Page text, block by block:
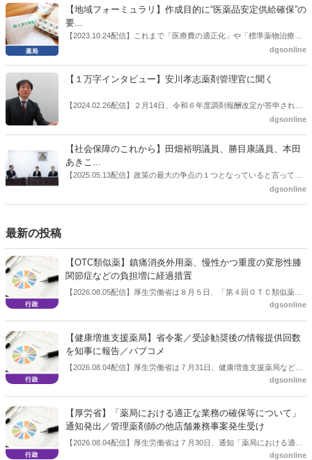
候補の前提となるもの。薬剤師に関わる政策に広く・深く関わってき
た同氏の復活に向けた薬剤師業界の期待には熱いものがある。不透明
感の払拭できない医療・介護・障害者サービスのトリプル改定等へ
の、薬剤師業界の強い危機感の裏返しといってもいいだろう。本稿で
【地域フォーミュラリ】作成目的に“医薬品安定供給確保”の
要...
【2023.10.24配信】これまで「医療費の適正化」や「標準薬物治療の
推進」などが目的とされることが多かった地域フォーミュラリの作
た。医薬品の安定供給確保だ。10月22日に開かれた「日本フォーミュ
飯田市）は、会員薬局から安定供給確保への強い要望があったことを
受け、安定供給確保が見込めるPPI３成分について銘柄を含めて選定
dgsonline
【１万字インタビュー】安川孝志薬剤管理官に聞く
【2024.02.26配信】２月14日、令和６年度調剤報酬改定が答申され
た。本紙では、厚生労働省保険局医療課・薬剤管理官の安川孝志氏
dgsonline
【社会保障のこれから】田畑裕明議員、勝目康議員、本田
あきこ...
【2025.05.13配信】政策の最大の争点の１つとなっていると言っても
よいのが社会保障のこれからのあり方だ。特に与党では、政府関係者
dgsonline
最新の投稿
【OTC類似薬】鎮痛消炎外用薬、慢性かつ重度の変形性膝
関節症などの負担増に経過措置
【2026.08.05配信】厚生労働省は８月５日、「第４回ＯＴＣ類似薬の
保険給付の見直しの実施に向けた技術的検討会」を開催。「中間とり
会等に報告し、令和８年秋頃を目途に結論を得る予定。
dgsonline
【健康増進支援薬局】省令案／受診勧奨後の情報提供回数
を知事に報告／パブコメ
【2026.08.04配信】厚生労働省は７月31日、健康増進支援薬局などに
関する省令案を示し、パブコメを開始した。受診勧奨を行った後に、
品に関する情報を提供した回数を知事に報告する事項とする。
dgsonline
【厚労省】「薬局における適正な業務の確保等について」
通知発出／管理薬剤師の他店舗兼務事案発生受け
【2026.08.04配信】厚生労働省は７月30日、通知「薬局における適正
dgsonline